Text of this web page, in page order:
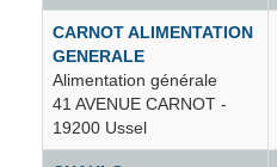
Cublac
Curemonte
CARNOT ALIMENTATION
GENERALE
Alimentation générale
41 AVENUE CARNOT -
19200 Ussel